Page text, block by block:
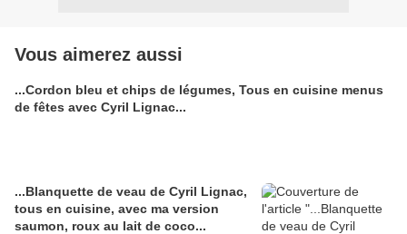
Vous aimerez aussi
...Cordon bleu et chips de légumes, Tous en cuisine menus
de fêtes avec Cyril Lignac...
...Blanquette de veau de Cyril Lignac,
tous en cuisine, avec ma version
saumon, roux au lait de coco...